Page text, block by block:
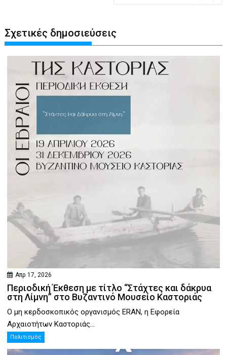
Σχετικές δημοσιεύσεις
Απρ 17, 2026
Περιοδική Έκθεση με τίτλο “Στάχτες και δάκρυα
στη Λίμνη” στο Βυζαντινό Μουσείο Καστοριάς
Ο μη κερδοσκοπικός οργανισμός ERAN, η Εφορεία
Αρχαιοτήτων Καστοριάς...
Πολιτισμός